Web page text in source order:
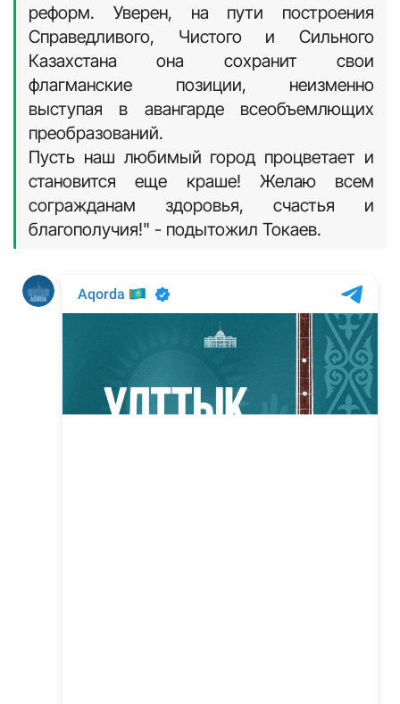
реформ. Уверен, на пути построения
Справедливого, Чистого и Сильного
Казахстана она сохранит свои
флагманские позиции, неизменно
выступая в авангарде всеобъемлющих
преобразований.
Пусть наш любимый город процветает и
становится еще краше! Желаю всем
согражданам здоровья, счастья и
благополучия!" - подытожил Токаев.